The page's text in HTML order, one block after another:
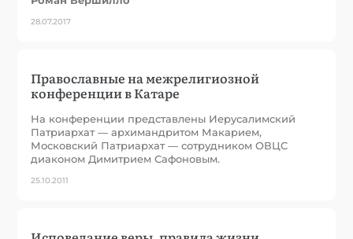
28.07.2017
Православные на межрелигиозной
конференции в Катаре
На конференции представлены Иерусалимский
Патриархат — архимандритом Макарием,
Московский Патриархат — сотрудником ОВЦС
диаконом Димитрием Сафоновым.
25.10.2011